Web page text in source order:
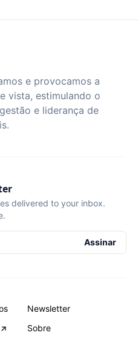
e provocamos a
vista, estimulando o
e liderança de
delivered to your inbox.
Assinar
Newsletter
Sobre